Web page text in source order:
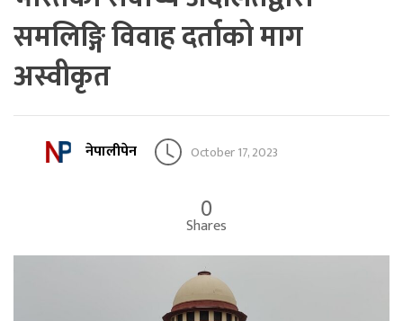
समलिङ्गि विवाह दर्ताको माग
अस्वीकृत
नेपालीपेन October 17, 2023
0
Shares